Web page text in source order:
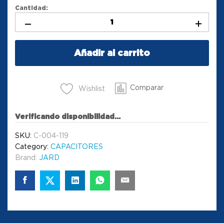
Cantidad:
Añadir al carrito
Wishlist Comparar
Verificando disponibilidad...
SKU: C-004-119
Category: CAPACITORES
Brand: JARD